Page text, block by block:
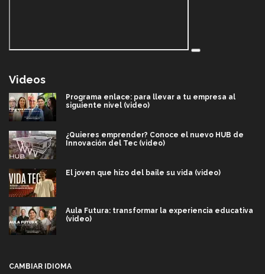
Videos
Programa enlace: para llevar a tu empresa al
siguiente nivel (video)
¿Quieres emprender? Conoce el nuevo HUB de
Innovación del Tec (video)
El joven que hizo del baile su vida (video)
Aula Futura: transformar la experiencia educativa
(video)
CAMBIAR IDIOMA